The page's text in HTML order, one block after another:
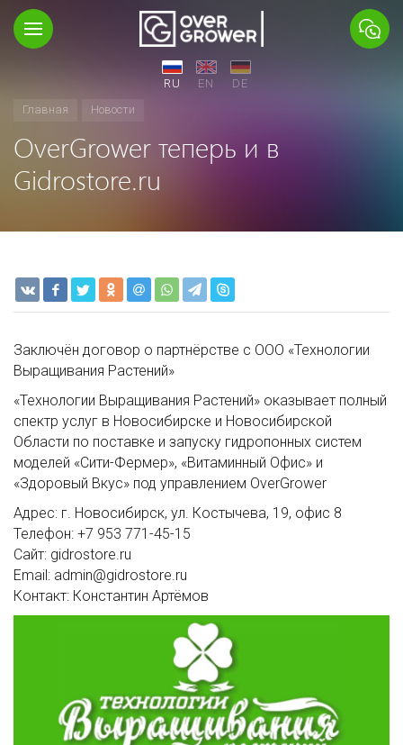
RU EN
DE
Главная
Новости
OverGrower теперь и в
Gidrostore.ru
Заключён договор о партнёрстве с ООО «Технологии
Выращивания Растений»
«Технологии Выращивания Растений» оказывает полный
спектр услуг в Новосибирске и Новосибирской
Области по поставке и запуску гидропонных систем
моделей «Сити-Фермер», «Витаминный Офис» и
«Здоровый Вкус» под управлением OverGrower
Адрес: г. Новосибирск, ул. Костычева, 19, офис 8
Телефон: +7 953 771-45-15
Сайт: gidrostore.ru
Email: admin@gidrostore.ru
Контакт: Константин Артёмов